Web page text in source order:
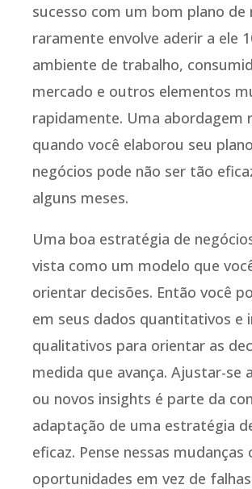
sucesso com um bom plano de
raramente envolve aderir a ele
ambiente de trabalho,
mercado e outros elementos
rapidamente. Uma abordagem
quando você elaborou seu
negócios pode não ser tão
alguns meses.
Uma boa estratégia de
vista como um modelo que
orientar decisões. Então você
em seus dados quantitativos e
qualitativos para orientar as
medida que avança. Ajustar-se
ou novos insights é parte da
adaptação de uma estratégia
eficaz. Pense nessas mudanças
oportunidades em vez de